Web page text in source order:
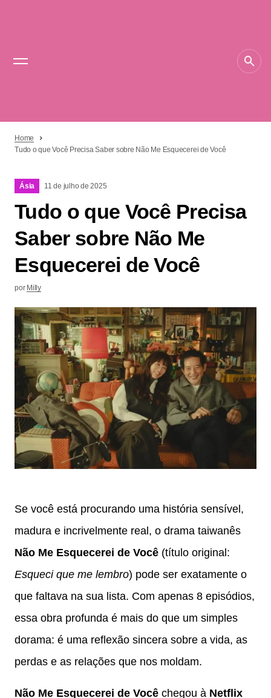
Home
Tudo o que Você Precisa Saber sobre Não Me Esquecerei de Você
Ásia 11 de julho de 2025
Tudo o que Você Precisa
Saber sobre Não Me
Esquecerei de Você
por Milly
Se você está procurando uma história sensível,
madura e incrivelmente real, o drama taiwanês
Não Me Esquecerei de Você (título original:
Esqueci que me lembro) pode ser exatamente o
que faltava na sua lista. Com apenas 8 episódios,
essa obra profunda é mais do que um simples
dorama: é uma reflexão sincera sobre a vida, as
perdas e as relações que nos moldam.
Não Me Esquecerei de Você chegou à Netflix